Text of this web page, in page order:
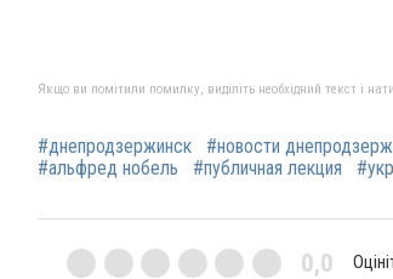
Якщо ви помітили помилку, виділіть необхідний текст і
#днепродзержинск #новости
#альфред нобель
#публичная лекция
0,0